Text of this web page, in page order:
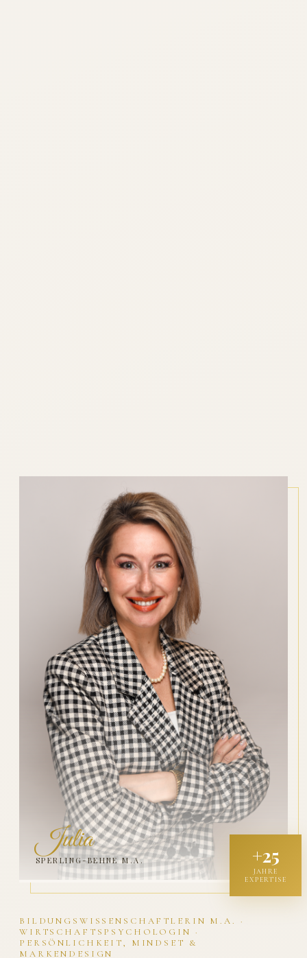
BILDUNGSWISSENSCHAFTLERIN M.A. ·
WIRTSCHAFTSPSYCHOLOGIN ·
PERSÖNLICHKEIT, MINDSET &
MARKENDESIGN
Julia
SPERLING-BEHNE M.A. +25
JAHRE
EXPERTISE